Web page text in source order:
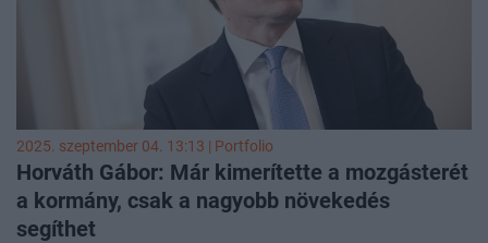
2025. szeptember 04. 13:13 | Portfolio
Horváth Gábor: Már kimerítette a mozgásterét
a kormány, csak a nagyobb növekedés
segíthet